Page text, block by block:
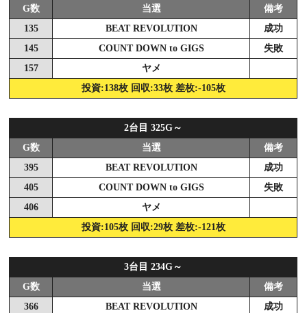
G数 当選
備考
135
BEAT REVOLUTION
成功
145
COUNT DOWN to GIGS
失敗
157
ヤメ
投資:138枚 回収:33枚 差枚:-105枚
2台目 325G～
G数
当選
備考
395
BEAT REVOLUTION
成功
405
COUNT DOWN to GIGS
失敗
406
ヤメ
投資:105枚 回収:29枚 差枚:-121枚
3台目 234G～
G数
当選
備考
366
BEAT REVOLUTION
成功